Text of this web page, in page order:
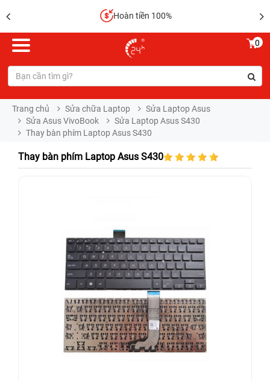
Hoàn tiền 100%
0
Trang chủ Sửa chữa Laptop
Sửa Laptop Asus
Sửa Asus VivoBook
Sửa Laptop Asus S430
Thay bàn phím Laptop Asus S430
Thay bàn phím Laptop Asus S430